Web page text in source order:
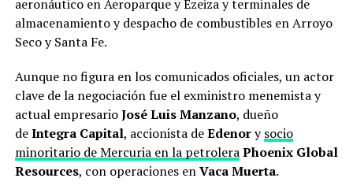
aeronáutico en Aeroparque y Ezeiza y terminales de
almacenamiento y despacho de combustibles en Arroyo
Seco y Santa Fe.
Aunque no figura en los comunicados oficiales, un actor
clave de la negociación fue el exministro menemista y
actual empresarioJosé Luis Manzano, dueño
deIntegra Capital, accionista deEdenorysocio
minoritario de Mercuria en la petroleraPhoenix Global
Resources, con operaciones enVaca Muerta.